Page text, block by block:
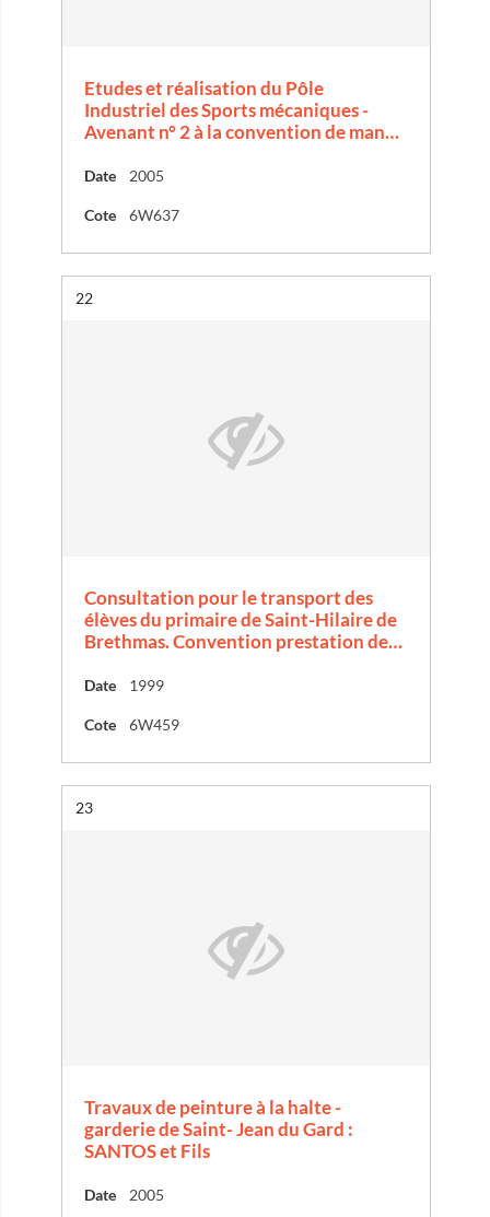
Etudes et réalisation du Pôle
Industriel des Sports mécaniques -
Avenant n° 2 à la convention de man…
Date 2005
Cote 6W637
Résultat n°
22
Consultation pour le transport des
élèves du primaire de Saint-Hilaire de
Brethmas. Convention prestation de…
Date 1999
Cote 6W459
Résultat n°
23
Travaux de peinture à la halte -
garderie de Saint- Jean du Gard :
SANTOS et Fils
Date 2005